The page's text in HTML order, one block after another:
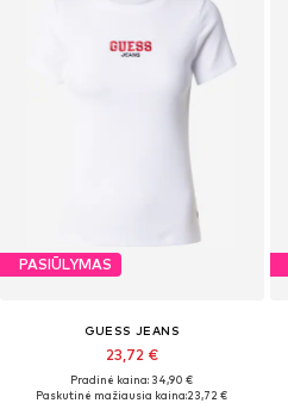
PASIŪLYMAS
GUESS JEANS
23,72 €
Pradinė kaina: 34,90 €
Paskutinė mažiausia kaina:23,72 €